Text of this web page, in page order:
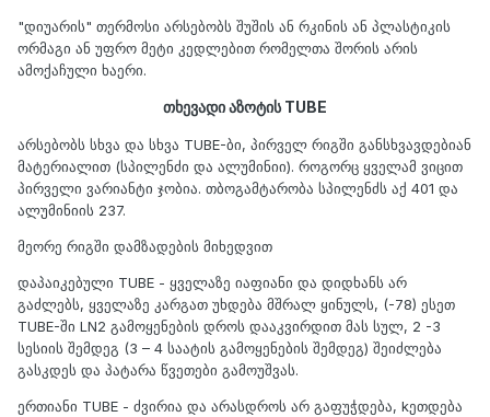
"დიუარის" თერმოსი არსებობს შუშის ან რკინის ან პლასტიკის
ორმაგი ან უფრო მეტი კედლებით რომელთა შორის არის
ამოქაჩული ხაერი.
თხევადი აზოტის TUBE
არსებობს სხვა და სხვა TUBE-ბი, პირველ რიგში განსხვავდებიან
მატერიალით (სპილენძი და ალუმინიი). როგორც ყველამ ვიცით
პირველი ვარიანტი ჯობია. თბოგამტარობა სპილენძს აქ 401 და
ალუმინიის 237.
მეორე რიგში დამზადების მიხედვით
დაპაიკებული TUBE - ყველაზე იაფიანი და დიდხანს არ
გაძლებს, ყველაზე კარგათ უხდება მშრალ ყინულს, (-78) ესეთ
TUBE-ში LN2 გამოყენების დროს დააკვირდით მას სულ, 2 -3
სესიის შემდეგ (3 – 4 საატის გამოყენების შემდეგ) შეიძლება
გასკდეს და პატარა წვეთები გამოუშვას.
ერთიანი TUBE - ძვირია და არასდროს არ გაფუჭდება, kეთდება